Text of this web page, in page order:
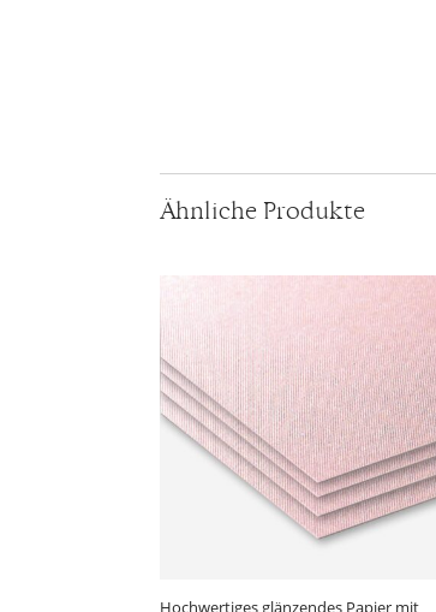
Ähnliche Produkte
Hochwertiges glänzendes Papier mit